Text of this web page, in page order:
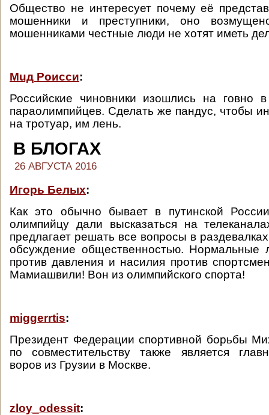
Общество не интересует почему её
мошенники и преступники, оно
мошенниками честные люди не хотят иметь
Мuд Роисси:
Российские чиновники изошлись на говно
параолимпийцев. Сделать же пандус, чтобы
на тротуар, им лень.
В БЛОГАХ
26 АВГУСТА 2016
Игорь Белых:
Как это обычно бывает в путинской
олимпийцу дали высказаться на
предлагает решать все вопросы в
обсуждение общественностью. Нормальные
против давления и насилия против
Мамиашвили! Вон из олимпийского спорта!
miggerrtis:
Президент Федерации спортивной борьбы
по совместительству также является
воров из Грузии в Москве.
zloy_odessit: